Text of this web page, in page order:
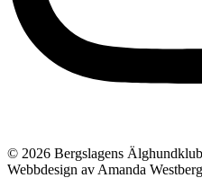
© 2026 Bergslagens
Webbdesign av Amanda Westberg